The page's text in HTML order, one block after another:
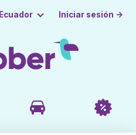
Ecuador Iniciar sesión →